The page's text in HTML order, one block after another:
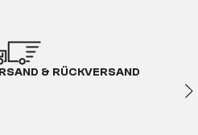
und edel wirkendes
Stauraum, der nicht von
& RÜCKVERSAND